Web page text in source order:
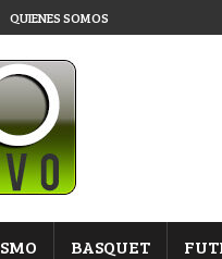
QUIENES SOMOS
BASQUET